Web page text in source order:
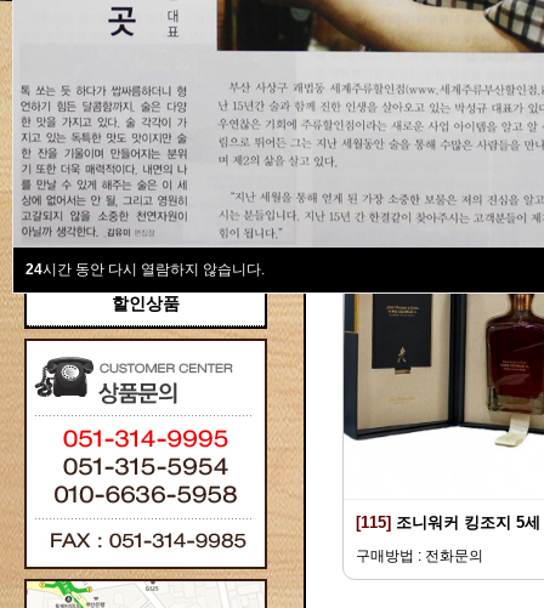
24시간 동안 다시 열람하지 않습니다.
새계주류부산할인점
위스키
브랜디/꼬냑
와인선물세트
와인
선물용
할인상품
Total 115건1 페이지
[115] 조니워커 킹조지 5세
구매방법 : 전화문의